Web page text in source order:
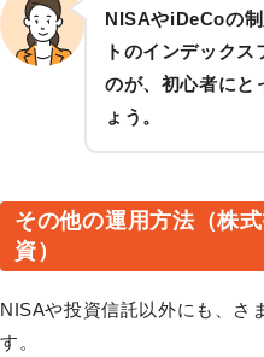
NISAやiDeCoの
トのインデック
のが、初心者にと
ょう。
その他の運用方法（株
資）
NISAや投資信託以外にも、さ
す。